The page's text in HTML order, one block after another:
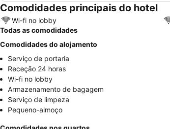
Comodidades principais do hotel
Wi-fi no lobby
Todas as comodidades
Comodidades do alojamento
Serviço de portaria
Receção 24 horas
Wi-fi no lobby
Armazenamento de bagagem
Serviço de limpeza
Pequeno-almoço